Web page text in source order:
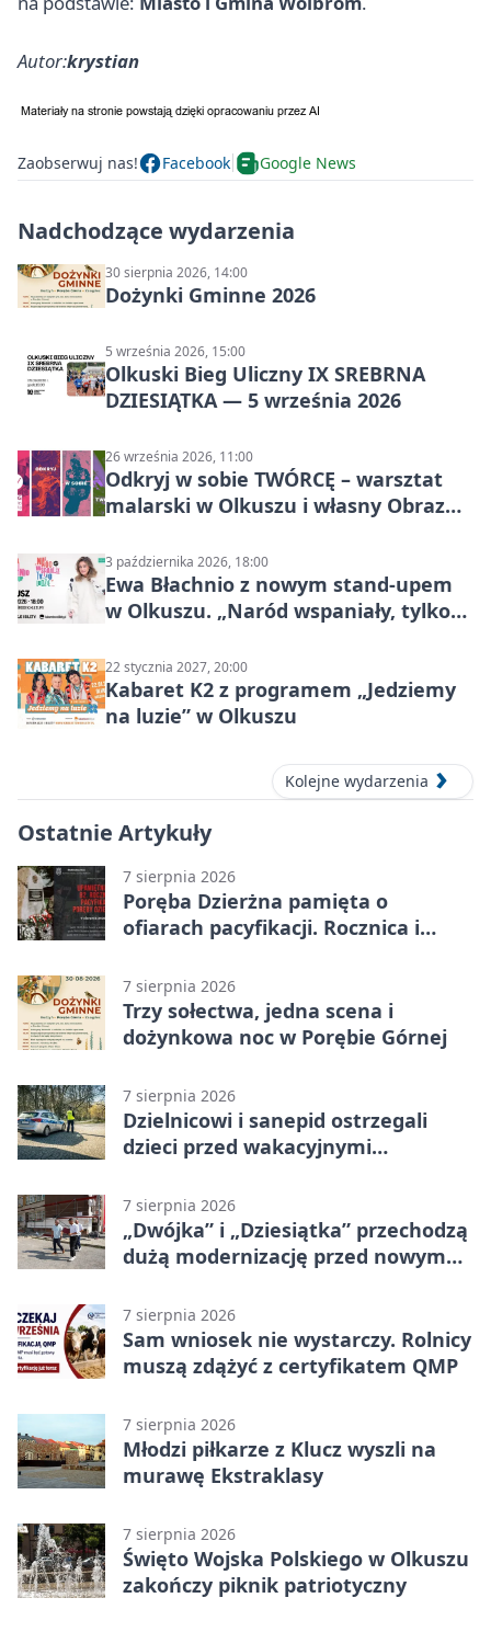
Autor:krystian
Zaobserwuj nas! Facebook Google News
Nadchodzące wydarzenia
30 sierpnia 2026, 14:00
Dożynki Gminne 2026
5 września 2026, 15:00
Olkuski Bieg Uliczny IX SREBRNA
DZIESIĄTKA — 5 września 2026
26 września 2026, 11:00
Odkryj w sobie TWÓRCĘ – warsztat
malarski w Olkuszu i własny Obraz
3 października 2026, 18:00
Ewa Błachnio z nowym stand-upem
w Olkuszu. „Naród wspaniały, tylko
22 stycznia 2027, 20:00
Kabaret K2 z programem „Jedziemy
na luzie” w Olkuszu
Kolejne wydarzenia
Ostatnie Artykuły
7 sierpnia 2026
Poręba Dzierżna pamięta o
ofiarach pacyfikacji. Rocznica i
7 sierpnia 2026
Trzy sołectwa, jedna scena i
dożynkowa noc w Porębie Górnej
7 sierpnia 2026
Dzielnicowi i sanepid ostrzegali
dzieci przed wakacyjnymi
7 sierpnia 2026
„Dwójka” i „Dziesiątka” przechodzą
dużą modernizację przed nowym
7 sierpnia 2026
Sam wniosek nie wystarczy. Rolnicy
muszą zdążyć z certyfikatem QMP
7 sierpnia 2026
Młodzi piłkarze z Klucz wyszli na
murawę Ekstraklasy
7 sierpnia 2026
Święto Wojska Polskiego w Olkuszu
zakończy piknik patriotyczny